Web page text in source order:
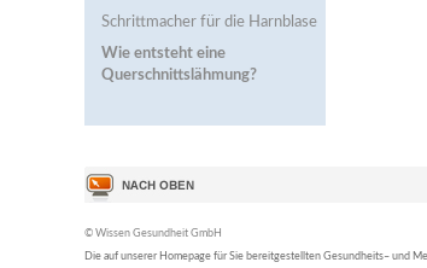
Schrittmacher für die Harnblase
Wie entsteht eine
Querschnittslähmung?
© Wissen Gesundheit GmbH
Die auf unserer Homepage für Sie bereitgestellten Gesundheits– und